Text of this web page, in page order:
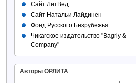
Сайт ЛитВед
Сайт Натальи Лайдинен
Фонд Русского Безрубежья
Чикагское издательство "Bagriy &
Company"
Авторы ОРЛИТА